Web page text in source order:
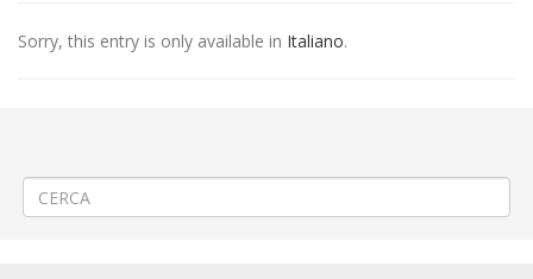
Sorry, this entry is only available in Italiano.